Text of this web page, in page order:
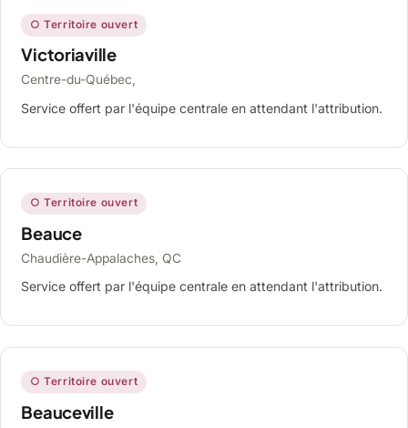
○ Territoire ouvert
Victoriaville
Centre-du-Québec,
Service offert par l'équipe centrale en attendant l'attribution.
○ Territoire ouvert
Beauce
Chaudière-Appalaches, QC
Service offert par l'équipe centrale en attendant l'attribution.
○ Territoire ouvert
Beauceville